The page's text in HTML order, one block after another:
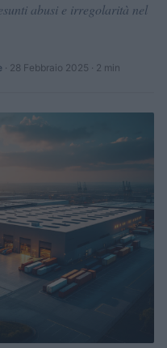
abusi e irregolarità nel
· 28 Febbraio 2025 · 2 min